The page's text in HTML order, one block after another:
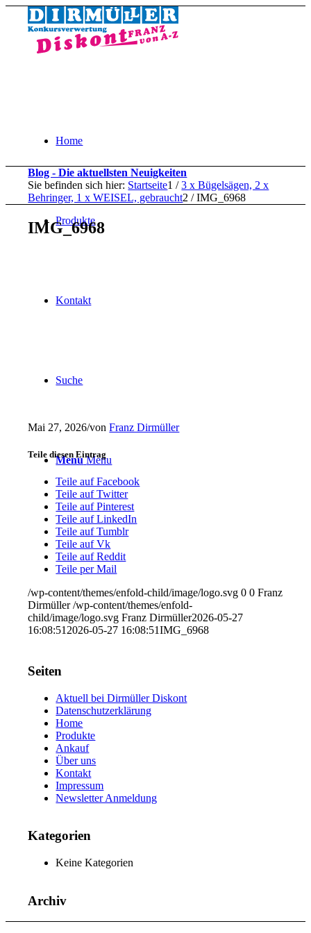
Home
Produkte
Kontakt
Suche
Menu Menu
Blog - Die aktuellsten Neuigkeiten
Sie befinden sich hier: Startseite1 / 3 x Bügelsägen, 2 x
Behringer, 1 x WEISEL, gebraucht2 / IMG_6968
IMG_6968
Mai 27, 2026/vonFranz Dirmüller
Teile diesen Eintrag
Teile auf Facebook
Teile auf Twitter
Teile auf Pinterest
Teile auf LinkedIn
Teile auf Tumblr
Teile auf Vk
Teile auf Reddit
Teile per Mail
/wp-content/themes/enfold-child/image/logo.svg 0 0 Franz
Dirmüller /wp-content/themes/enfold-
child/image/logo.svg Franz Dirmüller2026-05-27
16:08:51 2026-05-27 16:08:51IMG_6968
Seiten
Aktuell bei Dirmüller Diskont
Datenschutzerklärung
Home
Produkte
Ankauf
Über uns
Kontakt
Impressum
Newsletter Anmeldung
Kategorien
Keine Kategorien
Archiv